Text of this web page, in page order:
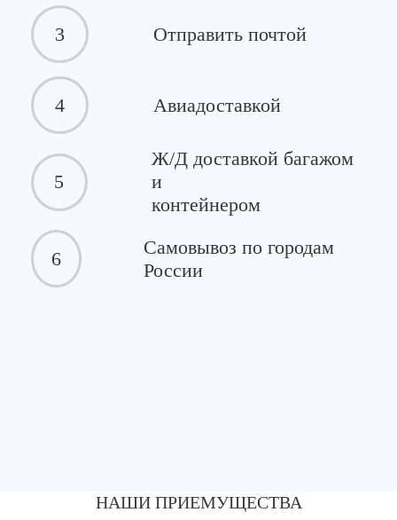
3 Отправить почтой
4 Авиадоставкой
5
Ж/Д доставкой багажом
и
контейнером
6
Самовывоз по городам
России
НАШИ ПРИЕМУЩЕСТВА